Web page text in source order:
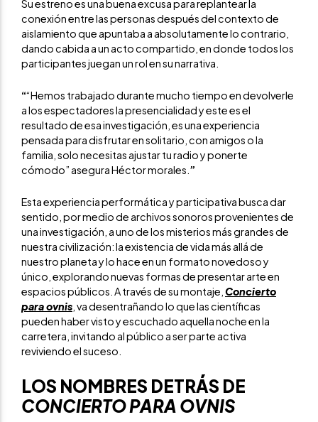
Su estreno es una buena excusa para replantear la
conexión entre las personas después del contexto de
aislamiento que apuntaba a absolutamente lo contrario,
dando cabida a un acto compartido, en donde todos los
participantes juegan un rol en su narrativa.
““Hemos trabajado durante mucho tiempo en devolverle
a los espectadores la presencialidad y este es el
resultado de esa investigación, es una experiencia
pensada para disfrutar en solitario, con amigos o la
familia, solo necesitas ajustar tu radio y ponerte
cómodo” asegura Héctor morales. ”
Esta experiencia performática y participativa busca dar
sentido, por medio de archivos sonoros provenientes de
una investigación, a uno de los misterios más grandes de
nuestra civilización: la existencia de vida más allá de
nuestro planeta y lo hace en un formato novedoso y
único, explorando nuevas formas de presentar arte en
espacios públicos. A través de su montaje, Concierto
para ovnis , va desentrañando lo que las científicas
pueden haber visto y escuchado aquella noche en la
carretera, invitando al público a ser parte activa
reviviendo el suceso.
LOS NOMBRES DETRÁS DE
CONCIERTO PARA OVNIS